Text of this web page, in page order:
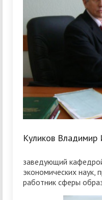
Куликов Владимир
заведующий
экономических наук,
работник сферы